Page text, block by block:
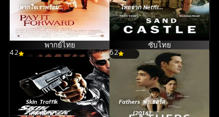
หากใจเราพร้อมจะ
ให้(ใจ) เราจะได้
มากกว่าหนึ่ง
(2000)พากย์ไทย
ไทยจาก Netflix]
(2017)
ซับไทย
4.2
Skin Traffik
โคตรนักฆ่า
6.2
Fathers ฟาเธอร์ส
(2016)